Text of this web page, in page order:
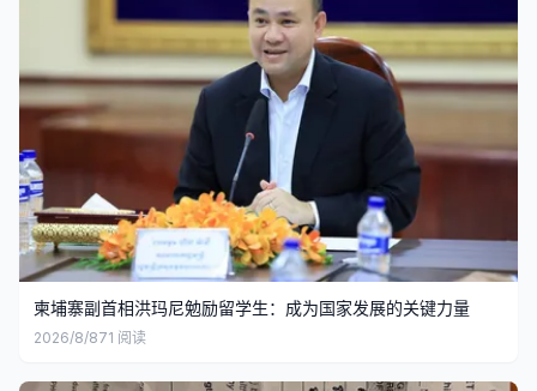
柬埔寨副首相洪玛尼勉励留学生：成为国家发展的关键力量
2026/8/871 阅读